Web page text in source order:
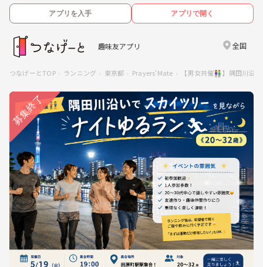
アプリを入手 アプリで開く
趣味友アプリ 全国
つなげーとTOP ランニング 東京都 Prayers'Mate 【男女共催👫】隅田川沿